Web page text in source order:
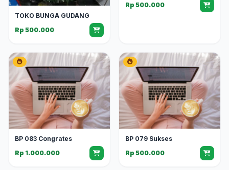
TOKO BUNGA GUDANG
Rp 500.000
Rp 500.000
BP 083 Congrates
Rp 1.000.000
BP 079 Sukses
Rp 500.000